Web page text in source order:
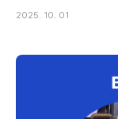
2025. 10. 01